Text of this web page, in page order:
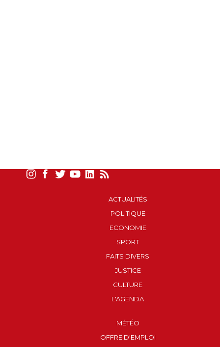
ACTUALITÉS
POLITIQUE
ECONOMIE
SPORT
FAITS DIVERS
JUSTICE
CULTURE
L'AGENDA
MÉTÉO
OFFRE D'EMPLOI